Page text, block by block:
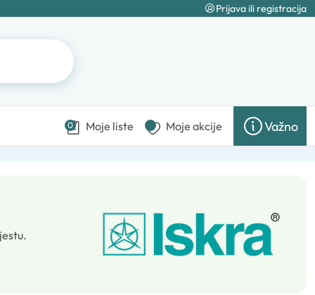
Prijava ili registracija
0 Moje liste Moje akcije Važno